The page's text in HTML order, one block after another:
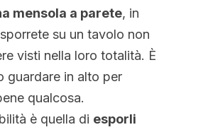
mensola a parete, in
su un tavolo non
visti nella loro totalità. È
guardare in alto per
qualcosa.
è quella di esporli